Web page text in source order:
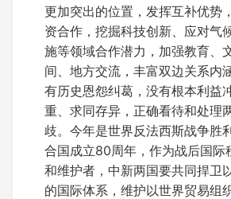
更加突出的位置，发挥互补优势
资合作，挖掘科技创新、应对气
施等领域合作潜力，加强教育、
间、地方交流，丰富双边关系内
有历史恩怨纠葛，没有根本利益
重、求同存异，正确看待和处理
歧。今年是世界反法西斯战争胜
合国成立80周年，作为战后国际
和维护者，中新两国要共同捍卫
的国际体系，维护以世界贸易组